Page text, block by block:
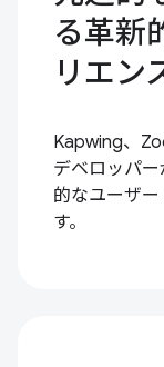
る革新
リエン
Kapwing、
デベロッパ
的なユーザ
す。